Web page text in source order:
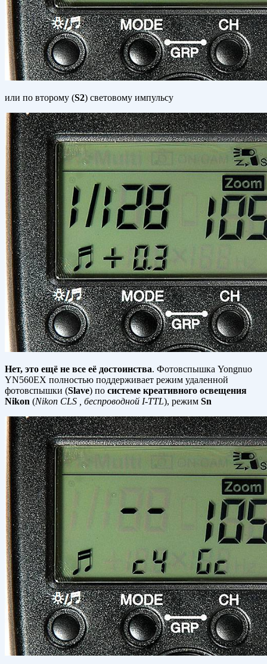
или по второму (S2) световому импульсу
Нет, это ещё не все её достоинства. Фотовспышка Yongnuo
YN560EX полностью поддерживает режим удаленной
фотовспышки (Slave) по системе креативного освещения
Nikon (Nikon CLS , беспроводной I-TTL), режим Sn